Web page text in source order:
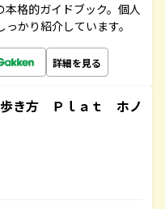
格的ガイドブック。個人
かり紹介しています。
詳細を見る
き方 Ｐｌａｔ ホノ